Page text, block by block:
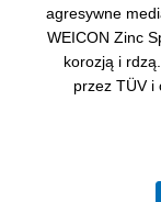
agresywne
WEICON Zinc
korozją i
przez TÜV i